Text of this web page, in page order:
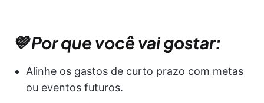
💜 Por que você vai gostar:
Alinhe os gastos de curto prazo com metas
ou eventos futuros.